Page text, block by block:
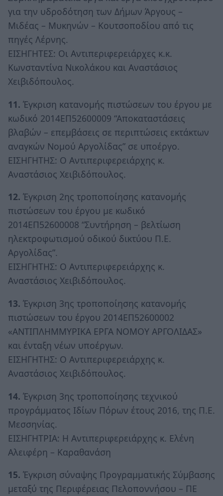
για την υδροδότηση των Δήμων Άργους –
Μιδέας – Μυκηνών – Κουτσοποδίου από τις
πηγές Λέρνης.
ΕΙΣΗΓΗΤΕΣ: Οι Αντιπεριφερειάρχες κ.κ.
Κωνσταντίνα Νικολάκου και Αναστάσιος
Χειβιδόπουλος.
11. Έγκριση κατανομής πιστώσεων του έργου με
κωδικό 2014ΕΠ52600009 “Αποκαταστάσεις
βλαβών – επεμβάσεις σε περιπτώσεις εκτάκτων
αναγκών Νομού Αργολίδας” σε υποέργο.
ΕΙΣΗΓΗΤΗΣ: Ο Αντιπεριφερειάρχης κ.
Αναστάσιος Χειβιδόπουλος.
12. Έγκριση 2ης τροποποίησης κατανομής
πιστώσεων του έργου με κωδικό
2014ΕΠ52600008 “Συντήρηση – βελτίωση
ηλεκτροφωτισμού οδικού δικτύου Π.Ε.
Αργολίδας”.
ΕΙΣΗΓΗΤΗΣ: Ο Αντιπεριφερειάρχης κ.
Αναστάσιος Χειβιδόπουλος.
13. Έγκριση 3ης τροποποίησης κατανομής
πιστώσεων του έργου 2014ΕΠ52600002
«ΑΝΤΙΠΛΗΜΜΥΡΙΚΑ ΕΡΓΑ ΝΟΜΟΥ ΑΡΓΟΛΙΔΑΣ»
και ένταξη νέων υποέργων.
ΕΙΣΗΓΗΤΗΣ: Ο Αντιπεριφερειάρχης κ.
Αναστάσιος Χειβιδόπουλος.
14. Έγκριση 3ης τροποποίησης τεχνικού
προγράμματος Ιδίων Πόρων έτους 2016, της Π.Ε.
Μεσσηνίας.
ΕΙΣΗΓΗΤΡΙΑ: Η Αντιπεριφερειάρχης κ. Ελένη
Αλειφέρη – Καραθανάση
15. Έγκριση σύναψης Προγραμματικής Σύμβασης
μεταξύ της Περιφέρειας Πελοποννήσου – ΠΕ